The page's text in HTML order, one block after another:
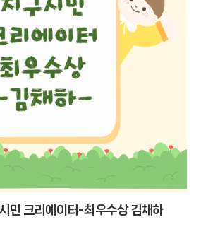
민 크리에이터-최우수상 김채하